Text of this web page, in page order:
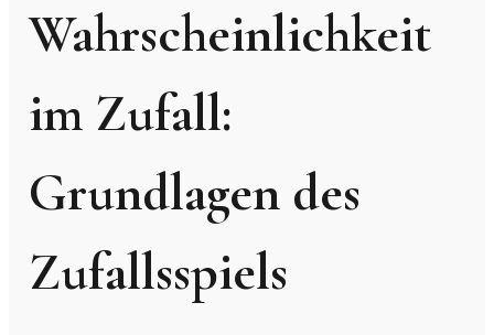
Wahrscheinlichkeit
im Zufall:
Grundlagen des
Zufallsspiels